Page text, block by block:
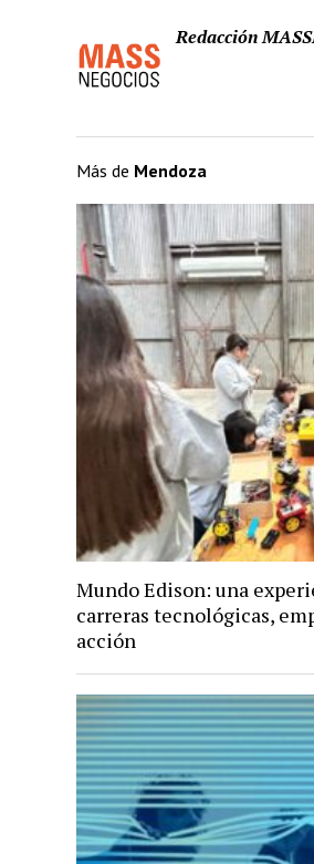
Redacción
Más de Mendoza
Mundo Edison: una
carreras tecnológicas,
acción